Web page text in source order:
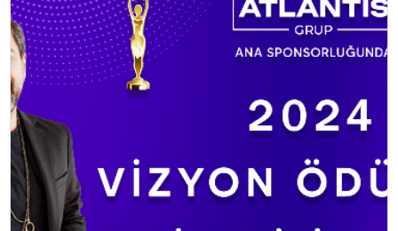
EKONOMI
SPOR
EĞITIM
GENEL